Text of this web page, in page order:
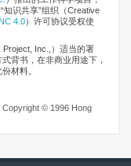
知识共享”组织（Creative
4.0）许可协议受权使
Inc.,）适当的署
背书，在非商业用途下，
材料。
© 1996 Hong